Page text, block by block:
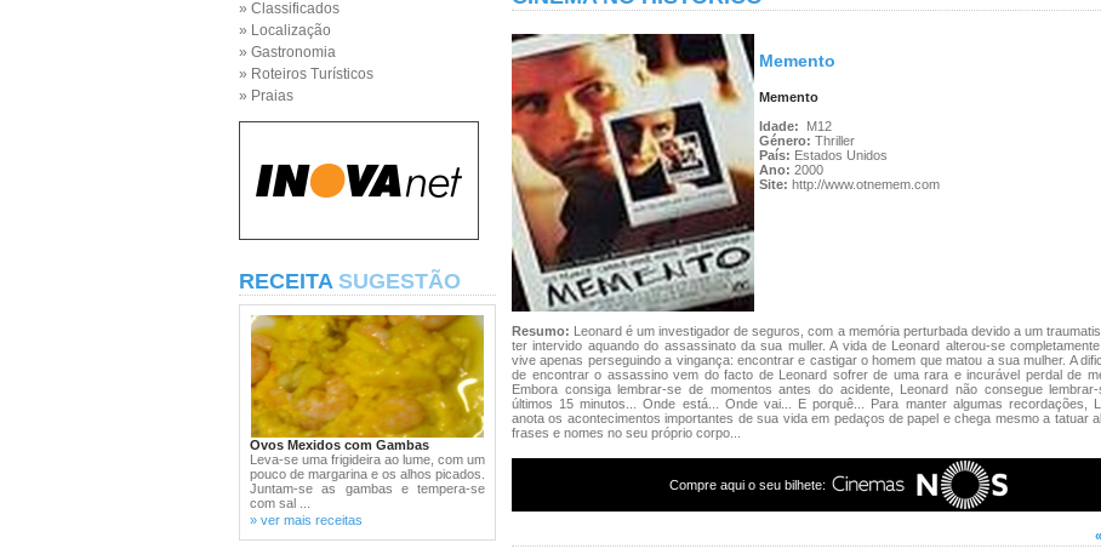
» Classificados
» Localização
» Gastronomia
» Roteiros Turísticos
» Praias
RECEITA SUGESTÃO
Ovos Mexidos com Gambas
Leva-se uma frigideira ao lume, com um
pouco de margarina e os alhos picados.
Juntam-se as gambas e tempera-se
com sal ...
» ver mais receitas
Memento
Memento
Idade:
M12
Género: Thriller
País: Estados Unidos
Ano: 2000
Site: http://www.otnemem.com
Resumo: Leonard é um investigador de seguros, com a memória perturbada devido a um
ter intervido aquando do assassinato da sua muller. A vida de Leonard alterou-se
vive apenas perseguindo a vingança: encontrar e castigar o homem que matou a sua mulher. A
de encontrar o assassino vem do facto de Leonard sofrer de uma rara e incurável perdal de
Embora consiga lembrar-se de momentos antes do acidente, Leonard não consegue
últimos 15 minutos... Onde está... Onde vai... E porquê... Para manter algumas recordações,
anota os acontecimentos importantes de sua vida em pedaços de papel e chega mesmo a tatuar
frases e nomes no seu próprio corpo...
Compre aqui o seu bilhete: